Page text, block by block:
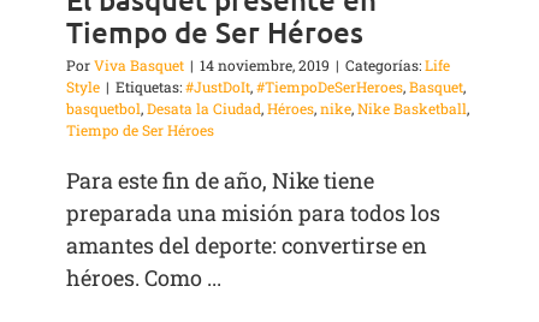
Tiempo de Ser Héroes
PorViva Basquet | 14 noviembre, 2019 | Categorías:Life
Style | Etiquetas:#JustDoIt,#TiempoDeSerHeroes,Basquet,
basquetbol,Desata la Ciudad,Héroes,nike,Nike Basketball,
Tiempo de Ser Héroes
Para este fin de año, Nike tiene
preparada una misión para todos los
amantes del deporte: convertirse en
héroes. Como ...